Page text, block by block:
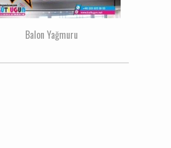
Balon Yağmuru